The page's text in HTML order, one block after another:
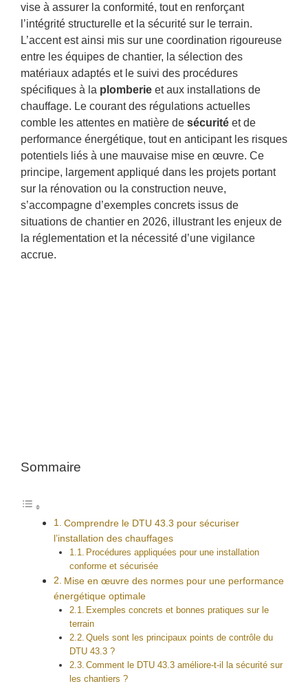
vise à assurer la conformité, tout en renforçant
l’intégrité structurelle et la sécurité sur le terrain.
L’accent est ainsi mis sur une coordination rigoureuse
entre les équipes de chantier, la sélection des
matériaux adaptés et le suivi des procédures
spécifiques à la plomberie et aux installations de
chauffage. Le courant des régulations actuelles
comble les attentes en matière de sécurité et de
performance énergétique, tout en anticipant les risques
potentiels liés à une mauvaise mise en œuvre. Ce
principe, largement appliqué dans les projets portant
sur la rénovation ou la construction neuve,
s’accompagne d’exemples concrets issus de
situations de chantier en 2026, illustrant les enjeux de
la réglementation et la nécessité d’une vigilance
accrue.
Sommaire
Comprendre le DTU 43.3 pour sécuriser
l’installation des chauffages
Procédures appliquées pour une installation
conforme et sécurisée
Mise en œuvre des normes pour une performance
énergétique optimale
Exemples concrets et bonnes pratiques sur le
terrain
Quels sont les principaux points de contrôle du
DTU 43.3 ?
Comment le DTU 43.3 améliore-t-il la sécurité sur
les chantiers ?